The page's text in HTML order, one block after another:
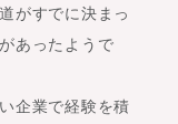
がすでに決まっ
あったようで
企業で経験を積